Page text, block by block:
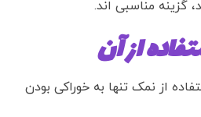
گزینه مناسبی اند.
از آن
از نمک تنها به خوراکی بودن